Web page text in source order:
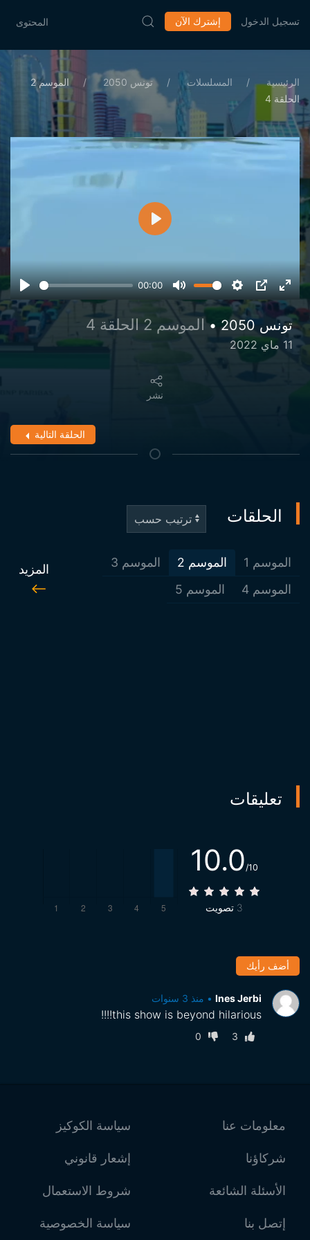
المحتوى إشترك الآن تسجيل الدخول
الرئيسية المسلسلات تونس 2050
الموسم 2
الحلقة 4
00:00
تشغيل
تونس 2050 • الموسم 2 الحلقة 4
11 ماي 2022
نشر
الحلقة التالية
الحلقات
الموسم 1 الموسم 2 الموسم 3
الموسم 4 الموسم 5
المزيد
تعليقات
10.0 /10
3 تصويت
أضف رأيك
Ines Jerbi
• منذ 3 سنوات
this show is beyond hilarious!!!!
3
0
معلومات عنا
شركاؤنا
الأسئلة الشائعة
إتصل بنا
سياسة الكوكيز
إشعار قانوني
شروط الاستعمال
سياسة الخصوصية